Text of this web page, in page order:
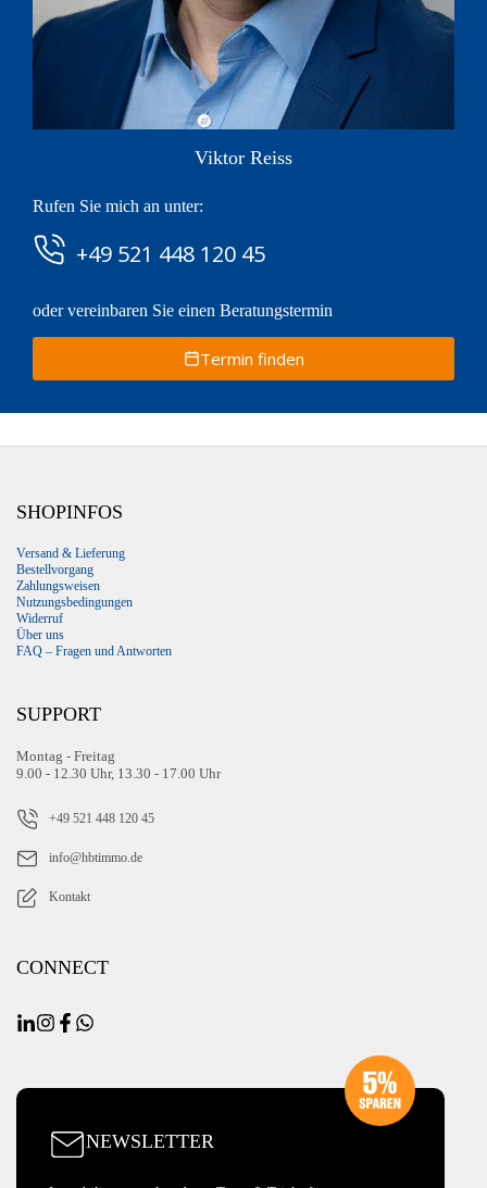
Viktor Reiss
Rufen Sie mich an unter:
+49 521 448 120 45
oder vereinbaren Sie einen Beratungstermin
Termin finden
SHOPINFOS
Versand & Lieferung
Bestellvorgang
Zahlungsweisen
Nutzungsbedingungen
Widerruf
Über uns
FAQ – Fragen und Antworten
SUPPORT
Montag - Freitag
9.00 - 12.30 Uhr, 13.30 - 17.00 Uhr
+49 521 448 120 45
info@hbtimmo.de
Kontakt
CONNECT
NEWSLETTER